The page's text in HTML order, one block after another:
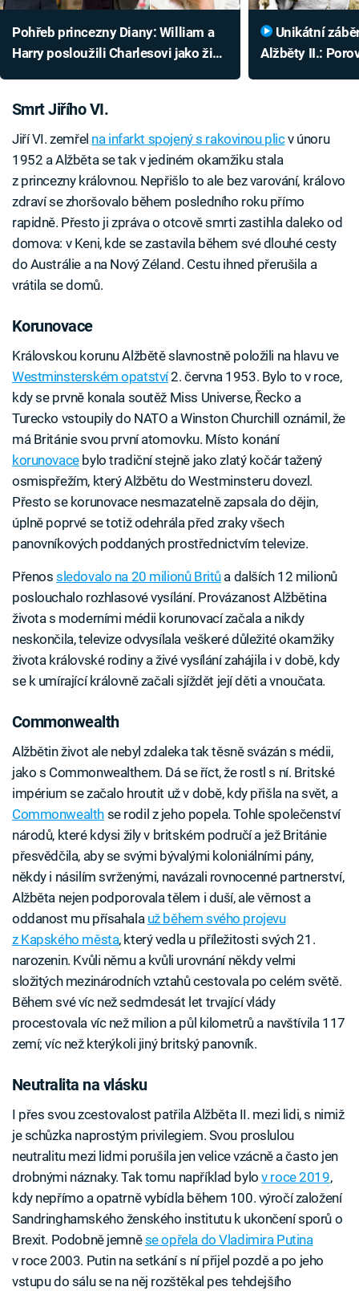
Pohřeb princezny Diany: William a
Harry posloužili Charlesovi jako živé
Alžběty II.:
Smrt Jiřího VI.
Jiří VI. zemřel na infarkt spojený s rakovinou plicv únoru
1952 a Alžběta se tak v jediném okamžiku stala
z princezny královnou. Nepřišlo to ale bez varování, královo
zdraví se zhoršovalo během posledního roku přímo
rapidně. Přesto ji zpráva o otcově smrti zastihla daleko od
domova: v Keni, kde se zastavila během své dlouhé cesty
do Austrálie a na Nový Zéland. Cestu ihned přerušila a
vrátila se domů.
Korunovace
Královskou korunu Alžbětě slavnostně položili na hlavu ve
Westminsterském opatství2. června 1953. Bylo to v roce,
kdy se prvně konala soutěž Miss Universe, Řecko a
Turecko vstoupily do NATO a Winston Churchill oznámil, že
má Británie svou první atomovku. Místo konání
korunovacebylo tradiční stejně jako zlatý kočár tažený
osmispřežím, který Alžbětu do Westminsteru dovezl.
Přesto se korunovace nesmazatelně zapsala do dějin,
úplně poprvé se totiž odehrála před zraky všech
panovníkových poddaných prostřednictvím televize.
Přenossledovalo na 20 milionů Britůa dalších 12 milionů
poslouchalo rozhlasové vysílání. Provázanost Alžbětina
života s moderními médii korunovací začala a nikdy
neskončila, televize odvysílala veškeré důležité okamžiky
života královské rodiny a živé vysílání zahájila i v době, kdy
se k umírající královně začali sjíždět její děti a vnoučata.
Failed to fetch
Commonwealth
Alžbětin život ale nebyl zdaleka tak těsně svázán s médii,
jako s Commonwealthem. Dá se říct, že rostl s ní. Britské
impérium se začalo hroutit už v době, kdy přišla na svět, a
Commonwealthse rodil z jeho popela. Tohle společenství
národů, které kdysi žily v britském područí a jež Británie
přesvědčila, aby se svými bývalými koloniálními pány,
někdy i násilím svrženými, navázali rovnocenné partnerství,
Alžběta nejen podporovala tělem i duší, ale věrnost a
oddanost mu přísahala už během svého projevu
z Kapského města, který vedla u příležitosti svých 21.
narozenin. Kvůli němu a kvůli urovnání někdy velmi
složitých mezinárodních vztahů cestovala po celém světě.
Během své víc než sedmdesát let trvající vlády
procestovala víc než milion a půl kilometrů a navštívila 117
zemí; víc než kterýkoli jiný britský panovník.
Neutralita na vlásku
I přes svou zcestovalost patřila Alžběta II. mezi lidi, s nimiž
je schůzka naprostým privilegiem. Svou proslulou
neutralitu mezi lidmi porušila jen velice vzácně a často jen
drobnými náznaky. Tak tomu například bylov roce 2019,
kdy nepřímo a opatrně vybídla během 100. výročí založení
Sandringhamského ženského institutu k ukončení sporů o
Brexit. Podobně jemněse opřela do Vladimira Putina
v roce 2003. Putin na setkání s ní přijel pozdě a po jeho
vstupu do sálu se na něj rozštěkal pes tehdejšího